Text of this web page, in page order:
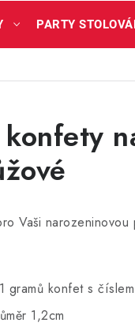
PARTY
Vaši narozeninovou
gramů konfet s
1,2cm